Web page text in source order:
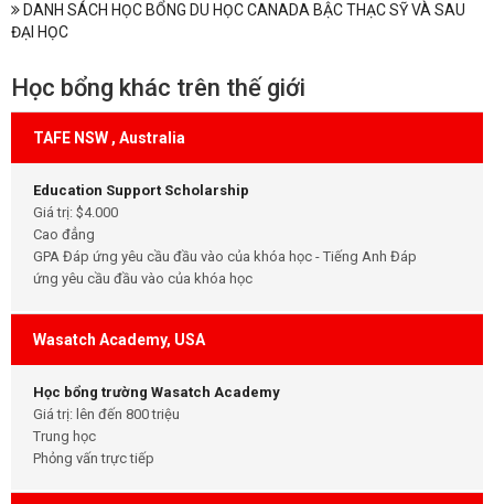
DANH SÁCH HỌC BỔNG DU HỌC CANADA BẬC THẠC SỸ VÀ SAU
ĐẠI HỌC
Học bổng khác trên thế giới
TAFE NSW , Australia
Education Support Scholarship
Giá trị: $4.000
Cao đẳng
GPA Đáp ứng yêu cầu đầu vào của khóa học - Tiếng Anh Đáp
ứng yêu cầu đầu vào của khóa học
Wasatch Academy, USA
Học bổng trường Wasatch Academy
Giá trị: lên đến 800 triệu
Trung học
Phỏng vấn trực tiếp